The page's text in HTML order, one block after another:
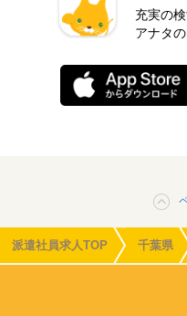
充実の
アナタ
派遣社員求人TOP 千葉県